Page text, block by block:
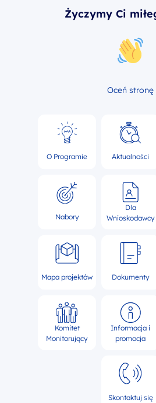
Życzymy Ci
Oceń stronę
O Programie Aktualności
Nabory
Dla
Wnioskodawcy
Mapa projektów Dokumenty
Komitet
Monitorujący
Informacja i
promocja
Skontaktuj się